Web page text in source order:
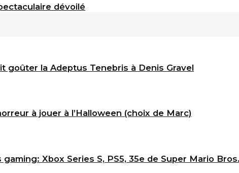
dévoilé
goûter la Adeptus Tenebris à Denis Gravel
à jouer à l’Halloween (choix de Marc)
Xbox Series S, PS5, 35e de Super Mario